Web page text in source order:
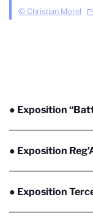
© Christian Morel
● Exposition
● Exposition
● Exposition